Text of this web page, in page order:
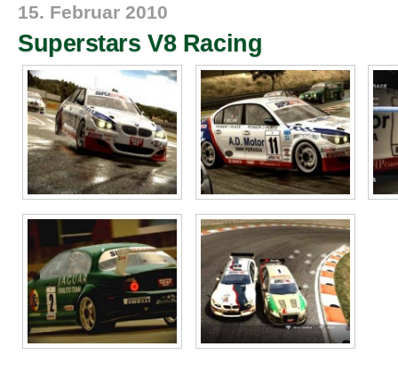
15. Februar 2010
Superstars V8 Racing